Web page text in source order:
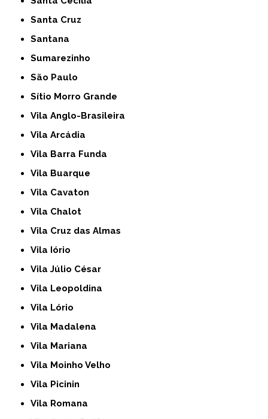
Santa Cruz
Santana
Sumarezinho
São Paulo
Sítio Morro Grande
Vila Anglo-Brasileira
Vila Arcádia
Vila Barra Funda
Vila Buarque
Vila Cavaton
Vila Chalot
Vila Cruz das Almas
Vila Iório
Vila Júlio César
Vila Leopoldina
Vila Lório
Vila Madalena
Vila Mariana
Vila Moinho Velho
Vila Picinin
Vila Romana